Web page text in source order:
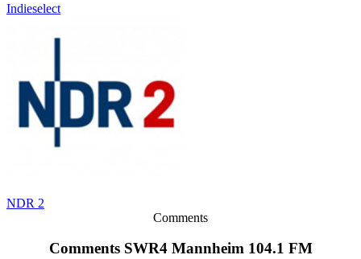
Indieselect
NDR 2
Comments
Comments SWR4 Mannheim 104.1 FM